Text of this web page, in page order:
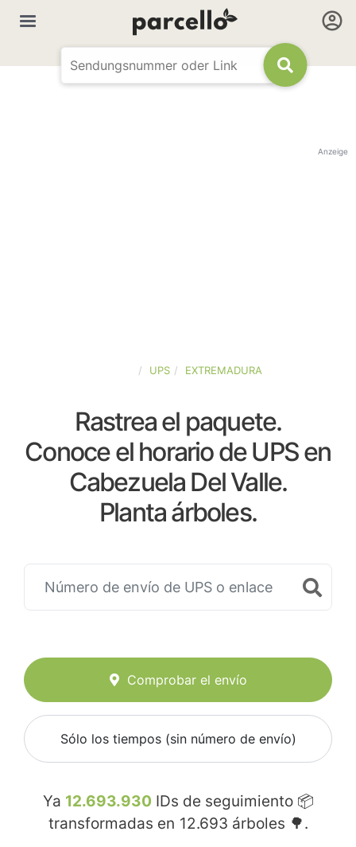
Anzeige
UPS EXTREMADURA
Rastrea el paquete.
Conoce el horario de UPS en
Cabezuela Del Valle.
Planta árboles.
Comprobar el envío
Sólo los tiempos (sin número de envío)
Ya 12.693.930 IDs de seguimiento 📦
transformadas en 12.693 árboles 🌳.